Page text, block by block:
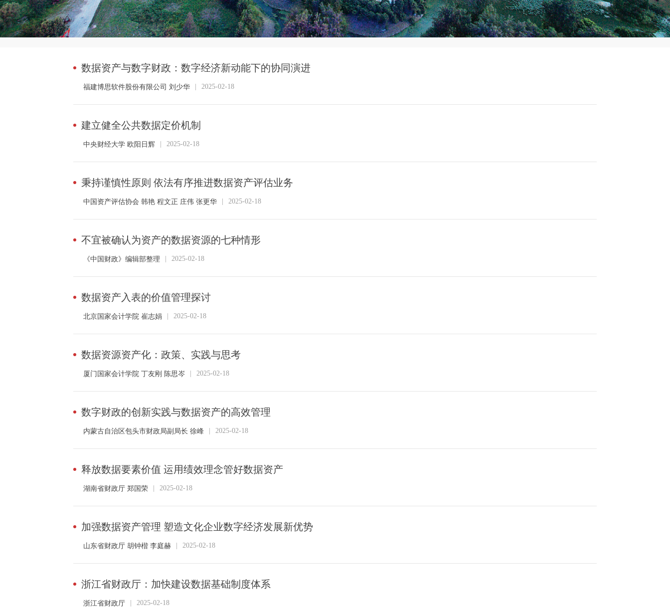
数据资产与数字财政：数字经济新动能下的协同演进
福建博思软件股份有限公司 刘少华 2025-02-18
建立健全公共数据定价机制
中央财经大学 欧阳日辉 2025-02-18
秉持谨慎性原则 依法有序推进数据资产评估业务
中国资产评估协会 韩艳 程文正 庄伟 张更华 2025-02-18
不宜被确认为资产的数据资源的七种情形
《中国财政》编辑部整理 2025-02-18
数据资产入表的价值管理探讨
北京国家会计学院 崔志娟 2025-02-18
数据资源资产化：政策、实践与思考
厦门国家会计学院 丁友刚 陈思岑 2025-02-18
数字财政的创新实践与数据资产的高效管理
内蒙古自治区包头市财政局副局长 徐峰 2025-02-18
释放数据要素价值 运用绩效理念管好数据资产
湖南省财政厅 郑国荣 2025-02-18
加强数据资产管理 塑造文化企业数字经济发展新优势
山东省财政厅 胡钟楷 李庭赫 2025-02-18
浙江省财政厅：加快建设数据基础制度体系
​浙江省财政厅 2025-02-18